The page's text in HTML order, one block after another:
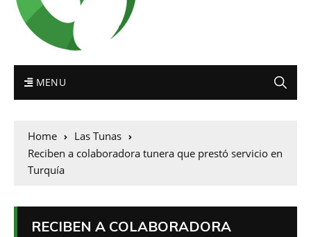
MENU
Home
Las Tunas
Reciben a colaboradora tunera que prestó servicio en
Turquía
RECIBEN A COLABORADORA